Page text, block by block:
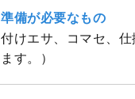
準備が必要なもの
付けエサ、コマセ、
ます。）